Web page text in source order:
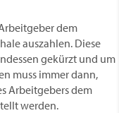
dem
auszahlen. Diese
gekürzt und um
muss immer dann,
Arbeitgebers dem
werden.